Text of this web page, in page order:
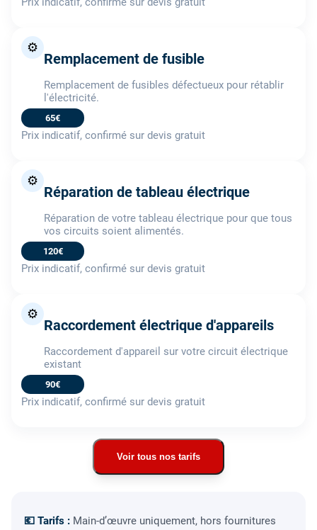
⚙️
Remplacement de fusible
Remplacement de fusibles défectueux pour rétablir
l'électricité.
65€
Prix indicatif, confirmé sur devis gratuit
⚙️
Réparation de tableau électrique
Réparation de votre tableau électrique pour que tous
vos circuits soient alimentés.
120€
Prix indicatif, confirmé sur devis gratuit
⚙️
Raccordement électrique d'appareils
Raccordement d'appareil sur votre circuit électrique
existant
90€
Prix indicatif, confirmé sur devis gratuit
Voir tous nos tarifs
💶 Tarifs : Main-d’œuvre uniquement, hors fournitures